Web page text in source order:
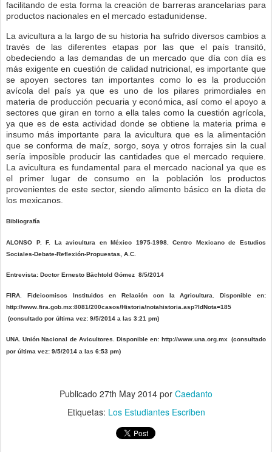
facilitando de esta forma la creación de barreras arancelarias para
productos nacionales en el mercado estadunidense.
La avicultura a la largo de su historia ha sufrido diversos cambios a
través de las diferentes etapas por las que el país transitó,
obedeciendo a las demandas de un mercado que día con día es
más exigente en cuestión de calidad nutricional, es importante que
se apoyen sectores tan importantes como lo es la producción
avícola del país ya que es uno de los pilares primordiales en
materia de producción pecuaria y económica, así como el apoyo a
sectores que giran en torno a ella tales como la cuestión agrícola,
ya que es de esta actividad donde se obtiene la materia prima e
insumo más importante para la avicultura que es la alimentación
que se conforma de maíz, sorgo, soya y otros forrajes sin la cual
sería imposible producir las cantidades que el mercado requiere.
La avicultura es fundamental para el mercado nacional ya que es
el primer lugar de consumo en la población los productos
provenientes de este sector, siendo alimento básico en la dieta de
los mexicanos.
Bibliografía
ALONSO P. F. La avicultura en México 1975-1998. Centro Mexicano de Estudios
Sociales-Debate-Reflexión-Propuestas, A.C.
Entrevista: Doctor Ernesto Bächtold Gómez 8/5/2014
FIRA. Fideicomisos Instituidos en Relación con la Agricultura. Disponible en:
http://www.fira.gob.mx:8081/200casos/Historia/notahistoria.asp?IdNota=185
(consultado por última vez: 9/5/2014 a las 3:21 pm)
UNA. Unión Nacional de Avicultores. Disponible en: http://www.una.org.mx (consultado
por última vez: 9/5/2014 a las 6:53 pm)
Publicado 27th May 2014 por Caedanto
Etiquetas: Los Estudiantes Escriben